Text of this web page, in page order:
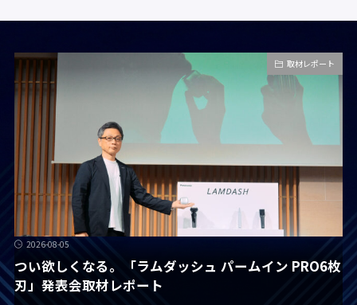
取材レポート
2026-08-05
つい欲しくなる。「ラムダッシュ パームイン PRO6枚
刃」発表会取材レポート